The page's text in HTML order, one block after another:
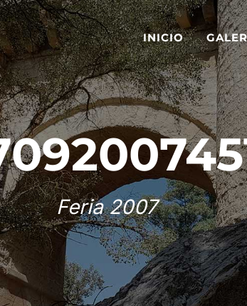
INICIO
Feria 2007